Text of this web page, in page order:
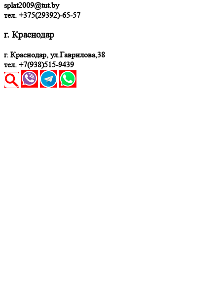
splat2009@tut.by
тел. +375(29392)-65-57
г. Краснодар
г. Краснодар, ул.Гаврилова,38
тел. +7(938)515-9439